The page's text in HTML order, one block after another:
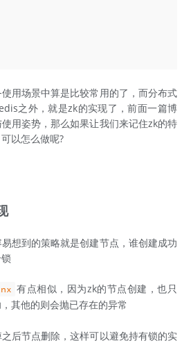
用场景中算是比较常用的了，而分布式
之外，就是zk的实现了，前面一篇博
用姿势，那么如果让我们来记住zk的特
以怎么做呢?
想到的策略就是创建节点，谁创建成功
有点相似，因为zk的节点创建，也只
其他的则会抛已存在的异常
后节点删除，这样可以避免持有锁的实